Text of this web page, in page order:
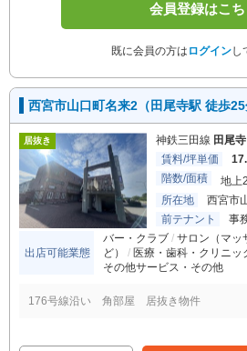
会員登録はこち
既に会員の方は ログインし
西宮市山口町名来2（田尾寺駅 徒歩
居抜き 神鉄三田線 田尾寺
賃料/坪単価
階数/面積
地上
所在地
西宮市
前テナント
事
出店可能業態
バー・クラブ
サロン（マッ
ど）
医療・歯科・クリニッ
その他サービス・その他
176号線沿い 角部屋 居抜き物件